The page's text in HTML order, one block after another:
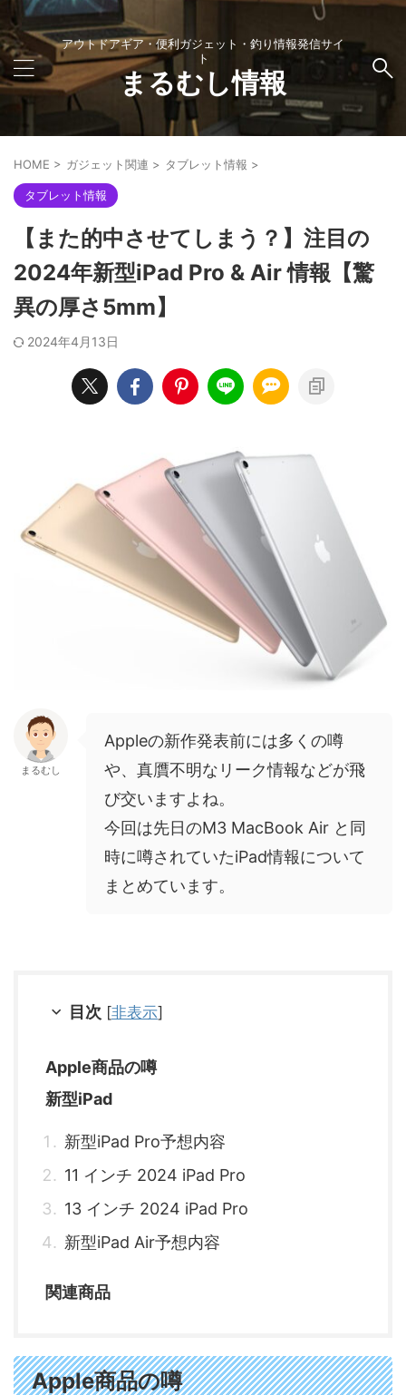
アウトドアギア・便利ガジェット・釣り情報発信サイ
ト
まるむし情報
HOME > ガジェット関連 > タブレット情報 >
タブレット情報
【また的中させてしまう？】注目の
2024年新型iPad Pro & Air 情報【驚
異の厚さ5mm】
2024年4月13日
まるむし
Appleの新作発表前には多くの噂
や、真贋不明なリーク情報などが飛
び交いますよね。
今回は先日のM3 MacBook Air と同
時に噂されていたiPad情報について
まとめています。
目次 [非表示]
Apple商品の噂
新型iPad
新型iPad Pro予想内容
11 インチ 2024 ‌iPad Pro‌
13 インチ 2024 ‌iPad Pro‌
新型iPad Air予想内容
関連商品
Apple商品の噂